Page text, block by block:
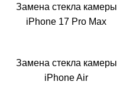
Замена стекла камеры
iPhone 17 Pro Max
Замена стекла камеры
iPhone Air